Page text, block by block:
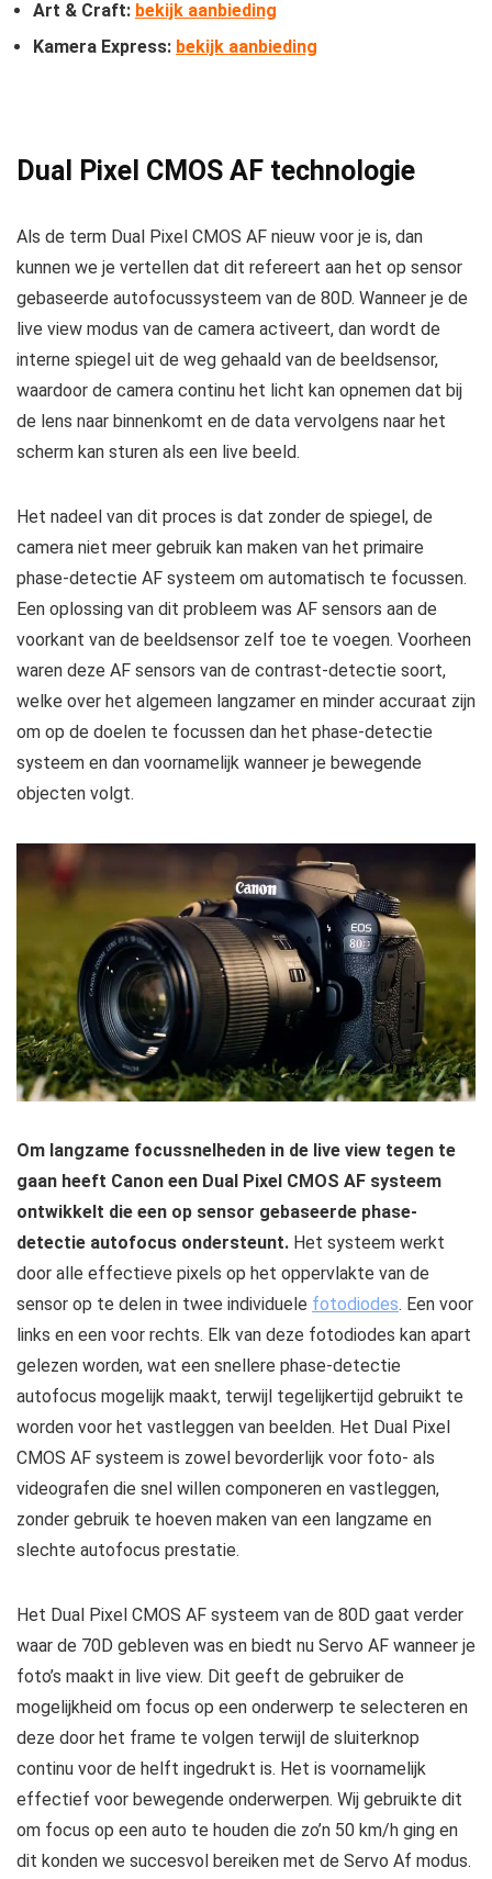
Art & Craft: bekijk aanbieding
Kamera Express: bekijk aanbieding
Dual Pixel CMOS AF technologie
Als de term Dual Pixel CMOS AF nieuw voor je is, dan
kunnen we je vertellen dat dit refereert aan het op sensor
gebaseerde autofocussysteem van de 80D. Wanneer je de
live view modus van de camera activeert, dan wordt de
interne spiegel uit de weg gehaald van de beeldsensor,
waardoor de camera continu het licht kan opnemen dat bij
de lens naar binnenkomt en de data vervolgens naar het
scherm kan sturen als een live beeld.
Het nadeel van dit proces is dat zonder de spiegel, de
camera niet meer gebruik kan maken van het primaire
phase-detectie AF systeem om automatisch te focussen.
Een oplossing van dit probleem was AF sensors aan de
voorkant van de beeldsensor zelf toe te voegen. Voorheen
waren deze AF sensors van de contrast-detectie soort,
welke over het algemeen langzamer en minder accuraat zijn
om op de doelen te focussen dan het phase-detectie
systeem en dan voornamelijk wanneer je bewegende
objecten volgt.
Om langzame focussnelheden in de live view tegen te
gaan heeft Canon een Dual Pixel CMOS AF systeem
ontwikkelt die een op sensor gebaseerde phase-
detectie autofocus ondersteunt. Het systeem werkt
door alle effectieve pixels op het oppervlakte van de
sensor op te delen in twee individuele fotodiodes. Een voor
links en een voor rechts. Elk van deze fotodiodes kan apart
gelezen worden, wat een snellere phase-detectie
autofocus mogelijk maakt, terwijl tegelijkertijd gebruikt te
worden voor het vastleggen van beelden. Het Dual Pixel
CMOS AF systeem is zowel bevorderlijk voor foto- als
videografen die snel willen componeren en vastleggen,
zonder gebruik te hoeven maken van een langzame en
slechte autofocus prestatie.
Het Dual Pixel CMOS AF systeem van de 80D gaat verder
waar de 70D gebleven was en biedt nu Servo AF wanneer je
foto’s maakt in live view. Dit geeft de gebruiker de
mogelijkheid om focus op een onderwerp te selecteren en
deze door het frame te volgen terwijl de sluiterknop
continu voor de helft ingedrukt is. Het is voornamelijk
effectief voor bewegende onderwerpen. Wij gebruikte dit
om focus op een auto te houden die zo’n 50 km/h ging en
dit konden we succesvol bereiken met de Servo Af modus.